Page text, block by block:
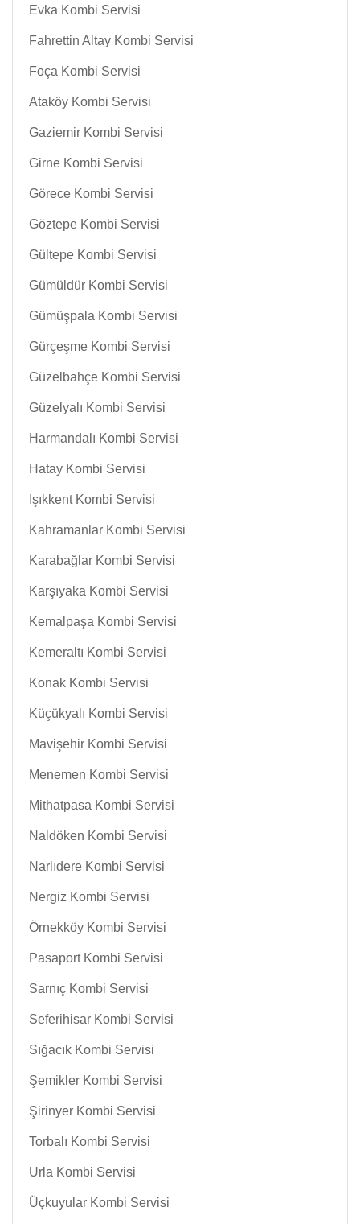
Evka Kombi Servisi
Fahrettin Altay Kombi Servisi
Foça Kombi Servisi
Ataköy Kombi Servisi
Gaziemir Kombi Servisi
Girne Kombi Servisi
Görece Kombi Servisi
Göztepe Kombi Servisi
Gültepe Kombi Servisi
Gümüldür Kombi Servisi
Gümüşpala Kombi Servisi
Gürçeşme Kombi Servisi
Güzelbahçe Kombi Servisi
Güzelyalı Kombi Servisi
Harmandalı Kombi Servisi
Hatay Kombi Servisi
Işıkkent Kombi Servisi
Kahramanlar Kombi Servisi
Karabağlar Kombi Servisi
Karşıyaka Kombi Servisi
Kemalpaşa Kombi Servisi
Kemeraltı Kombi Servisi
Konak Kombi Servisi
Küçükyalı Kombi Servisi
Mavişehir Kombi Servisi
Menemen Kombi Servisi
Mithatpasa Kombi Servisi
Naldöken Kombi Servisi
Narlıdere Kombi Servisi
Nergiz Kombi Servisi
Örnekköy Kombi Servisi
Pasaport Kombi Servisi
Sarnıç Kombi Servisi
Seferihisar Kombi Servisi
Sığacık Kombi Servisi
Şemikler Kombi Servisi
Şirinyer Kombi Servisi
Torbalı Kombi Servisi
Urla Kombi Servisi
Üçkuyular Kombi Servisi